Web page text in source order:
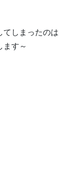
てしまったのは
ます～